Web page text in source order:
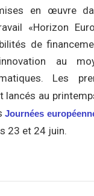
en œuvre
«Horizon
de
au
Les
lancés au
Journées
23 et 24 juin.